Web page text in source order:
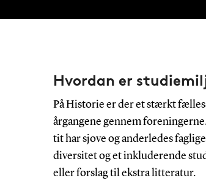
Hvordan er
På Historie er der et stærkt
årgangene gennem
tit har sjove og anderledes
diversitet og et inkluderende
eller forslag til ekstra litteratur.